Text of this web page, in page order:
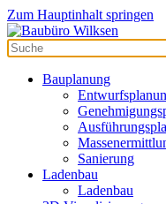
Zum Hauptinhalt springen
Bauplanung
Sanierung
Ladenbau
Ladenbau